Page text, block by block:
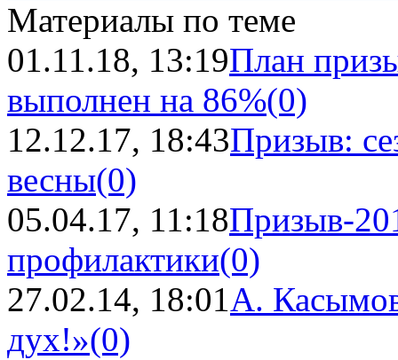
Материалы по теме
01.11.18, 13:19План
выполнен на 86%(0)
12.12.17, 18:43Призыв:
весны(0)
05.04.17, 11:18Призыв-
профилактики(0)
27.02.14, 18:01А.
дух!»(0)